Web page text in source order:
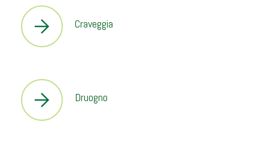
Craveggia
Druogno